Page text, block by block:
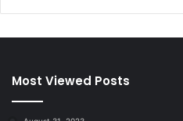
Most Viewed Posts